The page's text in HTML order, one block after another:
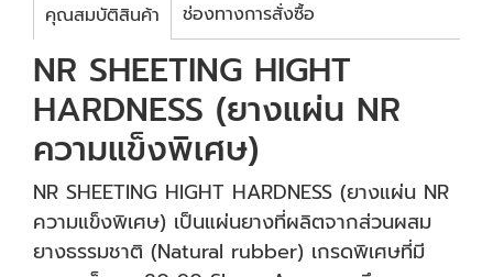
คุณสมบัติสินค้า ช่องทางการสั่งซื้อ
NR SHEETING HIGHT
HARDNESS (ยางแผ่น NR
ความแข็งพิเศษ)
NR SHEETING HIGHT HARDNESS (ยางแผ่น NR
ความแข็งพิเศษ) เป็นแผ่นยางที่ผลิตจากส่วนผสม
ยางธรรมชาติ (Natural rubber) เกรดพิเศษที่มี